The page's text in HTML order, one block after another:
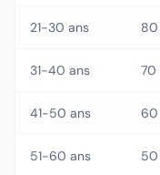
21-30 ans 80
31-40 ans 70
41-50 ans 60
51-60 ans 50